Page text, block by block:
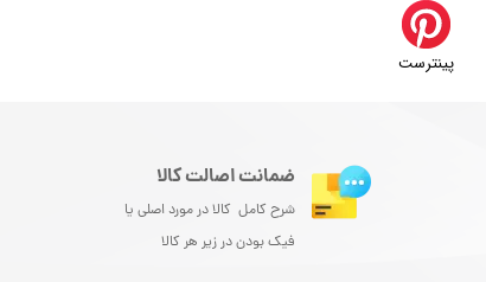
پینترست
ضمانت اصالت کالا
شرح کامل کالا در مورد اصلی یا
فیک بودن در زیر هر کالا